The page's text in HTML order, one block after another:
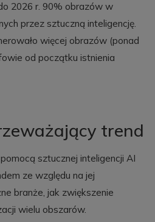
2026 r. 90% obrazów w
przez sztuczną inteligencję.
więcej obrazów (ponad
od początku istnienia
trend
sztucznej inteligencji AI
ze względu na jej
branże, jak zwiększenie
wielu obszarów.